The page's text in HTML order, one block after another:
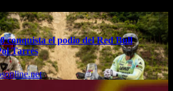
conquista el podio del Red Bull
Tarrés